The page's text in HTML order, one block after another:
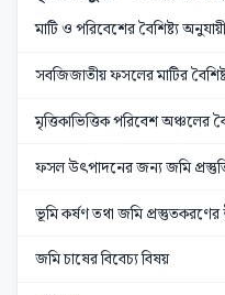
মাটি ও পরিবেশের বৈশিষ্ট্য
সবজিজাতীয় ফসলের মাটির
মৃত্তিকাভিত্তিক পরিবেশ অঞ্চলের
ফসল উৎপাদনের জন্য জমি
ভূমি কর্ষণ তথা জমি প্রস্তুতকরণের
জমি চাষের বিবেচ্য বিষয়